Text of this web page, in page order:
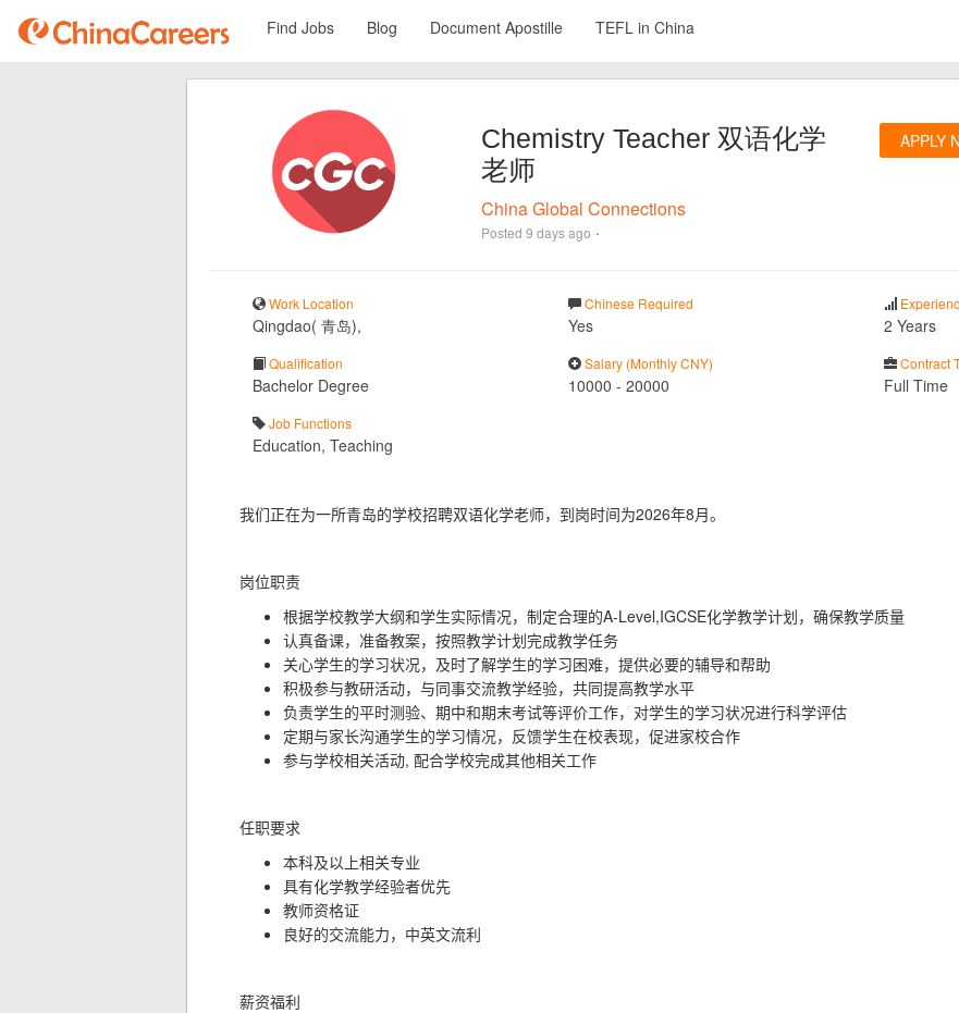
Find Jobs Blog Document Apostille TEFL in China
Chemistry Teacher 双语化学
老师
APPLY
China Global Connections
Posted 9 days ago ·
Work Location
Qingdao( 青岛),
Chinese Required
Yes 2 Years
Qualification
Bachelor Degree
Salary (Monthly CNY)
10000 - 20000
Contract
Full Time
Job Functions
Education, Teaching
我们正在为一所青岛的学校招聘双语化学老师，到岗时间为2026年8月。
岗位职责
根据学校教学大纲和学生实际情况，制定合理的A-Level,IGCSE化学教学计划，确保教学质量
认真备课，准备教案，按照教学计划完成教学任务
关心学生的学习状况，及时了解学生的学习困难，提供必要的辅导和帮助
积极参与教研活动，与同事交流教学经验，共同提高教学水平
负责学生的平时测验、期中和期末考试等评价工作，对学生的学习状况进行科学评估
定期与家长沟通学生的学习情况，反馈学生在校表现，促进家校合作
参与学校相关活动, 配合学校完成其他相关工作
任职要求
本科及以上相关专业
具有化学教学经验者优先
教师资格证
良好的交流能力，中英文流利
薪资福利